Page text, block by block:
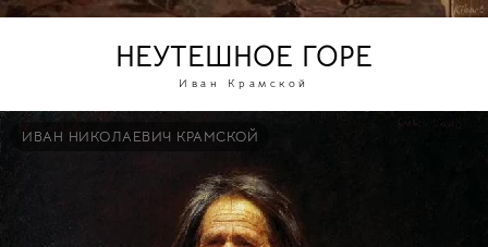
НЕУТЕШНОЕ ГОРЕ
Иван Крамской
ИВАН НИКОЛАЕВИЧ КРАМСКОЙ